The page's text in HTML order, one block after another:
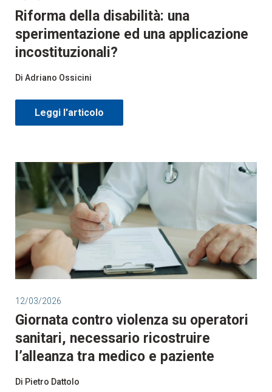
Riforma della disabilità: una
sperimentazione ed una applicazione
incostituzionali?
Di Adriano Ossicini
Leggi l'articolo
12/03/2026
Giornata contro violenza su operatori
sanitari, necessario ricostruire
l’alleanza tra medico e paziente
Di Pietro Dattolo